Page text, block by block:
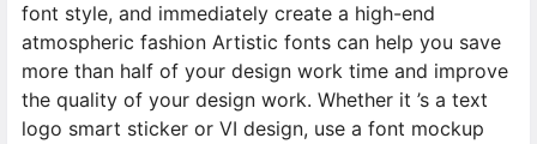
font style, and immediately create a high-end
atmospheric fashion Artistic fonts can help you save
more than half of your design work time and improve
the quality of your design work. Whether it ’s a text
logo smart sticker or VI design, use a font mockup